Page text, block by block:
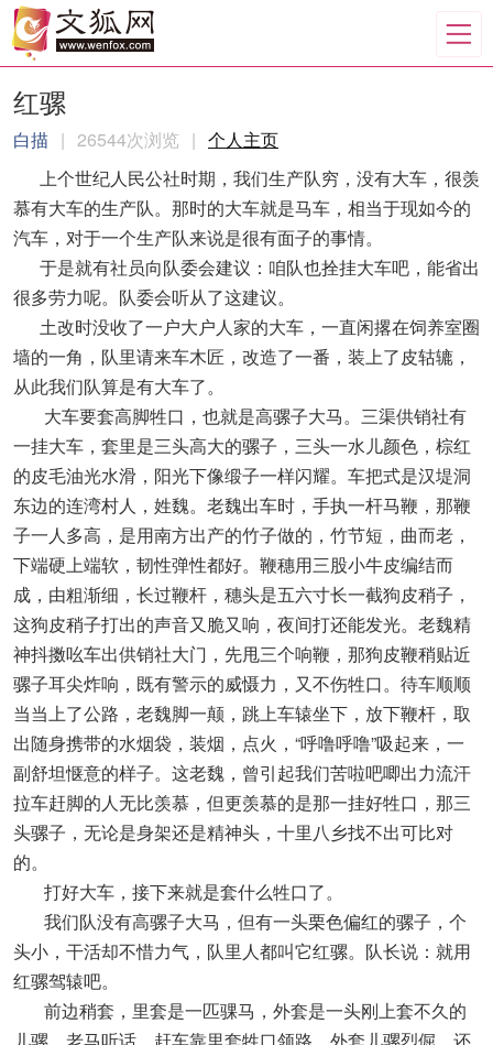
红骡
白描 | 26544次浏览 | 个人主页
上个世纪人民公社时期，我们生产队穷，没有大车，很羡
慕有大车的生产队。那时的大车就是马车，相当于现如今的
汽车，对于一个生产队来说是很有面子的事情。
于是就有社员向队委会建议：咱队也拴挂大车吧，能省出
很多劳力呢。队委会听从了这建议。
土改时没收了一户大户人家的大车，一直闲撂在饲养室圈
墙的一角，队里请来车木匠，改造了一番，装上了皮轱辘，
从此我们队算是有大车了。
大车要套高脚牲口，也就是高骡子大马。三渠供销社有
一挂大车，套里是三头高大的骡子，三头一水儿颜色，棕红
的皮毛油光水滑，阳光下像缎子一样闪耀。车把式是汉堤洞
东边的连湾村人，姓魏。老魏出车时，手执一杆马鞭，那鞭
子一人多高，是用南方出产的竹子做的，竹节短，曲而老，
下端硬上端软，韧性弹性都好。鞭穗用三股小牛皮编结而
成，由粗渐细，长过鞭杆，穗头是五六寸长一截狗皮稍子，
这狗皮稍子打出的声音又脆又响，夜间打还能发光。老魏精
神抖擞吆车出供销社大门，先甩三个响鞭，那狗皮鞭稍贴近
骡子耳尖炸响，既有警示的威慑力，又不伤牲口。待车顺顺
当当上了公路，老魏脚一颠，跳上车辕坐下，放下鞭杆，取
出随身携带的水烟袋，装烟，点火，“呼噜呼噜”吸起来，一
副舒坦惬意的样子。这老魏，曾引起我们苦啦吧唧出力流汗
拉车赶脚的人无比羡慕，但更羡慕的是那一挂好牲口，那三
头骡子，无论是身架还是精神头，十里八乡找不出可比对
的。
打好大车，接下来就是套什么牲口了。
我们队没有高骡子大马，但有一头栗色偏红的骡子，个
头小，干活却不惜力气，队里人都叫它红骡。队长说：就用
红骡驾辕吧。
前边稍套，里套是一匹骒马，外套是一头刚上套不久的